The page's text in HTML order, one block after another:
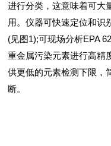
进行分类，这意味着可大
用。仪器可快速定位和识
(见图1);可现场分析EPA
重金属污染元素进行高精
供更低的元素检测下限，
断。